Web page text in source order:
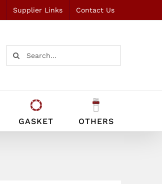
Supplier Links Contact Us
Search
for:
GASKET OTHERS